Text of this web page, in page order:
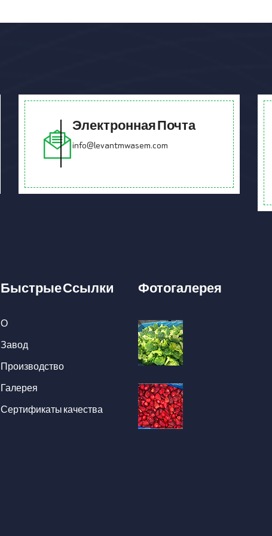
Электронная Почта
info@levantmwasem.com
Быстрые Ссылки
О
Завод
Производство
Галерея
Сертификаты качества
Фотогалерея